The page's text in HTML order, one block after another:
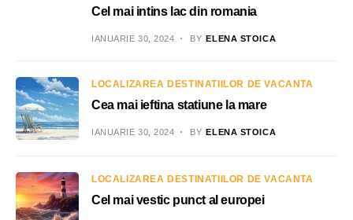
Cel mai intins lac din romania
IANUARIE 30, 2024 BY ELENA STOICA
LOCALIZAREA DESTINATIILOR DE VACANTA
Cea mai ieftina statiune la mare
IANUARIE 30, 2024 BY ELENA STOICA
LOCALIZAREA DESTINATIILOR DE VACANTA
Cel mai vestic punct al europei